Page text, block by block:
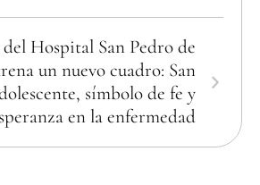
Hospital San Pedro de
un nuevo cuadro: San
símbolo de fe y
en la enfermedad